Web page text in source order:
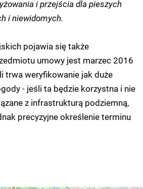
i przejścia dla pieszych
i niewidomych.
pojawia się także
umowy jest marzec 2016
trwa weryfikowanie jak duże
- jeśli ta będzie korzystna i nie
z infrastrukturą podziemną,
precyzyjne określenie terminu